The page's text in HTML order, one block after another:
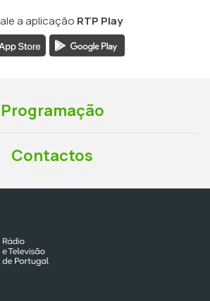
a aplicação RTP Play
Programação
Contactos